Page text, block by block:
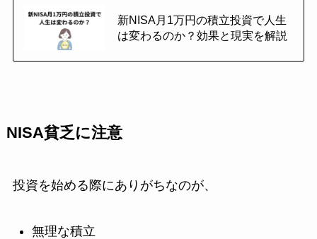
新NISA月1万円の積立投資で人生
は変わるのか？効果と現実を解説
NISA貧乏に注意
投資を始める際にありがちなのが、
無理な積立